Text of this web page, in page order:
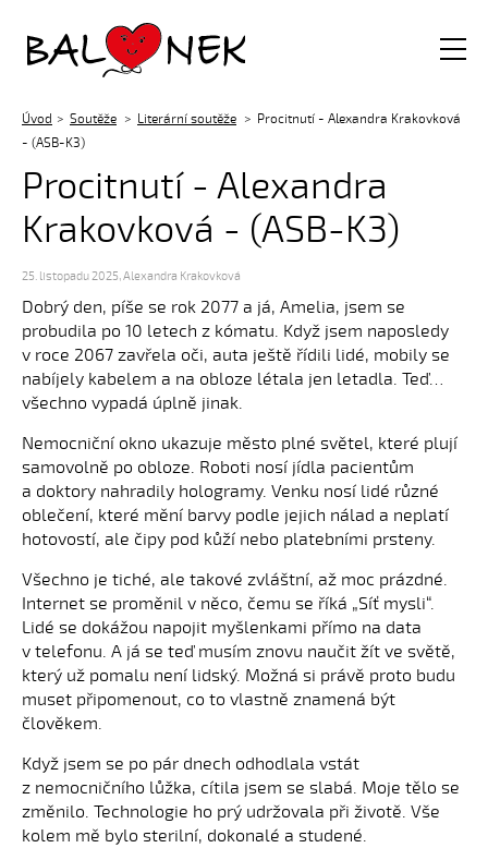
Balónek z.s.
Úvod Soutěže Literární soutěže
Procitnutí - Alexandra Krakovková
- (ASB-K3)
Procitnutí - Alexandra
Krakovková - (ASB-K3)
25. listopadu 2025,Alexandra Krakovková
Dobrý den, píše se rok 2077 a já, Amelia, jsem se
probudila po 10 letech z kómatu. Když jsem naposledy
v roce 2067 zavřela oči, auta ještě řídili lidé, mobily se
nabíjely kabelem a na obloze létala jen letadla. Teď…
všechno vypadá úplně jinak.
Nemocniční okno ukazuje město plné světel, které plují
samovolně po obloze. Roboti nosí jídla pacientům
a doktory nahradily hologramy. Venku nosí lidé různé
oblečení, které mění barvy podle jejich nálad a neplatí
hotovostí, ale čipy pod kůží nebo platebními prsteny.
Všechno je tiché, ale takové zvláštní, až moc prázdné.
Internet se proměnil v něco, čemu se říká „Síť mysli“.
Lidé se dokážou napojit myšlenkami přímo na data
v telefonu. A já se teď musím znovu naučit žít ve světě,
který už pomalu není lidský. Možná si právě proto budu
muset připomenout, co to vlastně znamená být
člověkem.
Když jsem se po pár dnech odhodlala vstát
z nemocničního lůžka, cítila jsem se slabá. Moje tělo se
změnilo. Technologie ho prý udržovala při životě. Vše
kolem mě bylo sterilní, dokonalé a studené.